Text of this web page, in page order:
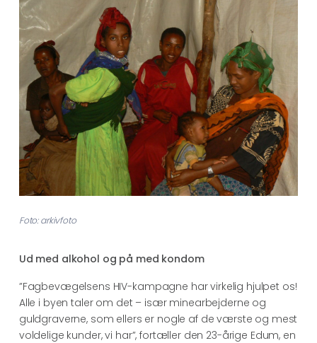
Foto: arkivfoto
Ud med alkohol og på med kondom
”Fagbevægelsens HIV-kampagne har virkelig hjulpet os!
Alle i byen taler om det – især minearbejderne og
guldgraverne, som ellers er nogle af de værste og mest
voldelige kunder, vi har”, fortæller den 23-årige Edum, en